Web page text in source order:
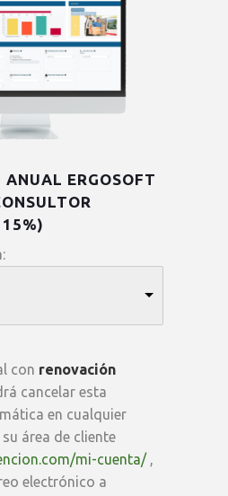
ANUAL ERGOSOFT
15%)
con renovación
cancelar esta
en cualquier
área de cliente
mi-cuenta/ ,
electrónico a